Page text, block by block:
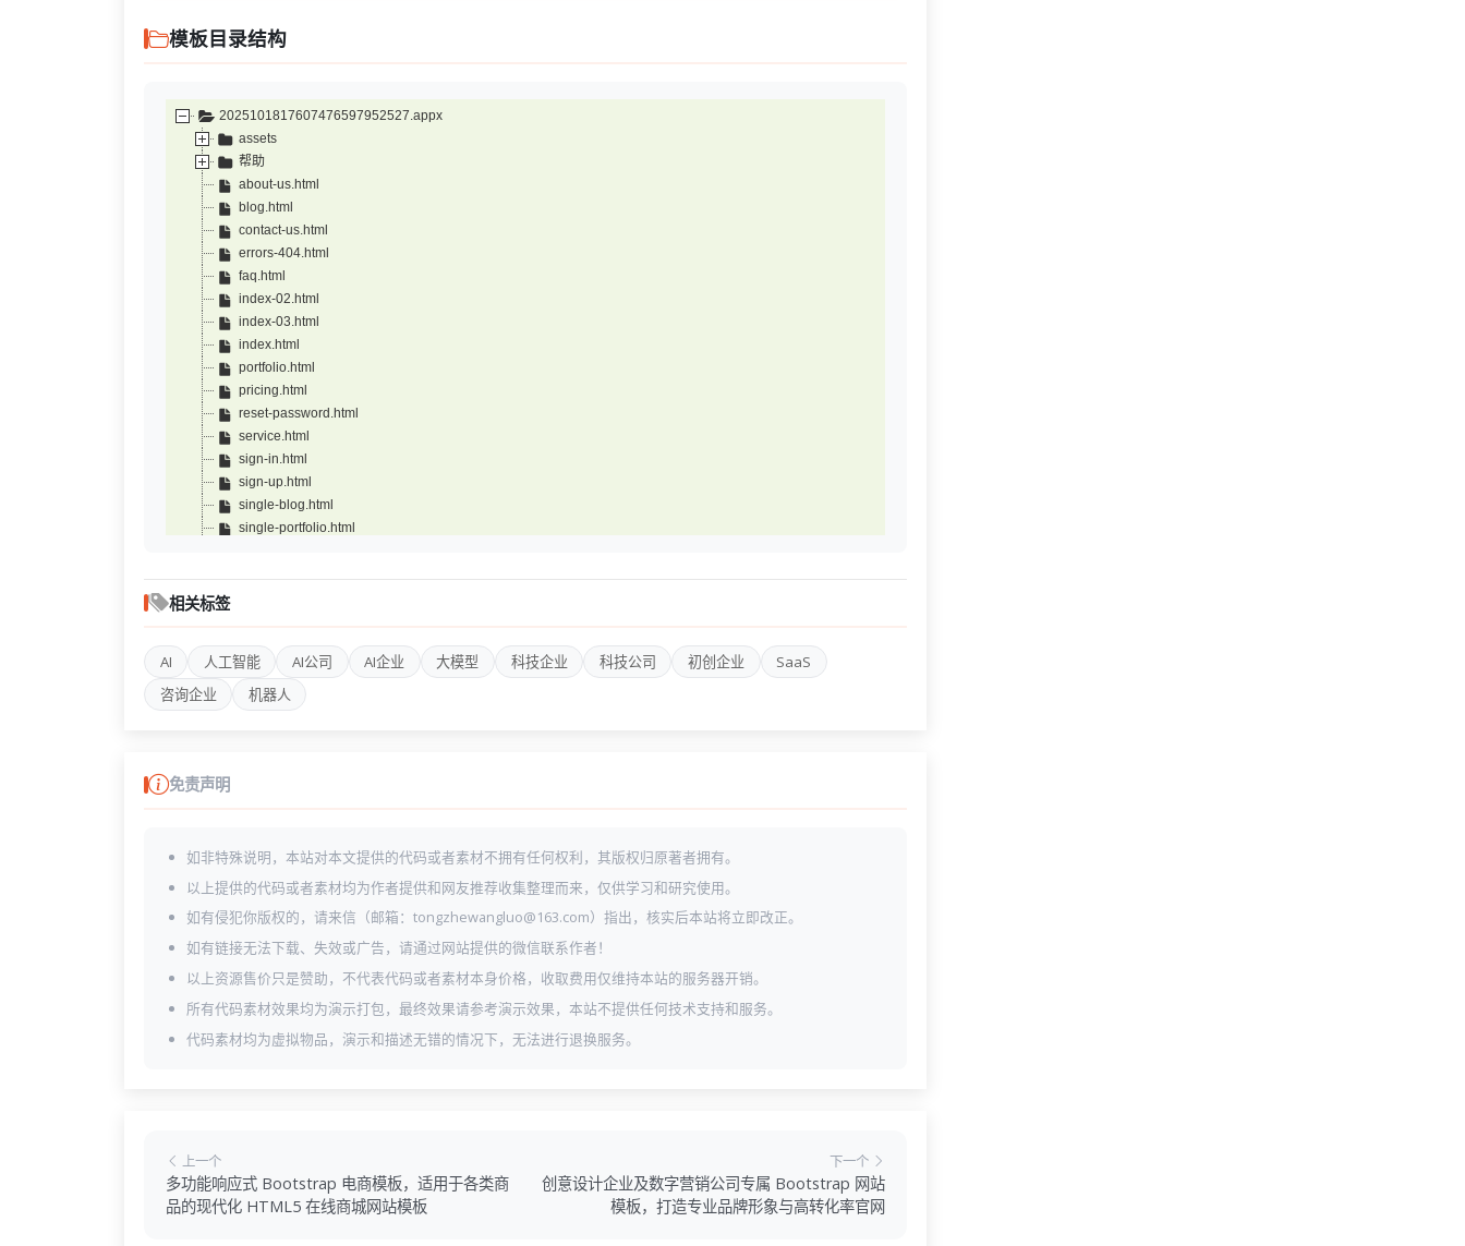
模板目录结构
2025101817607476597952527.appx
assets
帮助
about-us.html
blog.html
contact-us.html
errors-404.html
faq.html
index-02.html
index-03.html
index.html
portfolio.html
pricing.html
reset-password.html
service.html
sign-in.html
sign-up.html
single-blog.html
single-portfolio.html
相关标签
AI 人工智能 AI公司 AI企业 大模型 科技企业 科技公司 初创企业
SaaS
咨询企业
机器人
免责声明
如非特殊说明，本站对本文提供的代码或者素材不拥有任何权利，其版权归原著者拥有。
以上提供的代码或者素材均为作者提供和网友推荐收集整理而来，仅供学习和研究使用。
如有侵犯你版权的，请来信（邮箱：tongzhewangluo@163.com）指出，核实后本站将立即改正。
如有链接无法下载、失效或广告，请通过网站提供的微信联系作者！
以上资源售价只是赞助，不代表代码或者素材本身价格，收取费用仅维持本站的服务器开销。
所有代码素材效果均为演示打包，最终效果请参考演示效果，本站不提供任何技术支持和服务。
代码素材均为虚拟物品，演示和描述无错的情况下，无法进行退换服务。
上一个
多功能响应式 Bootstrap 电商模板，适用于各类商
品的现代化 HTML5 在线商城网站模板
下一个
创意设计企业及数字营销公司专属 Bootstrap 网站
模板，打造专业品牌形象与高转化率官网